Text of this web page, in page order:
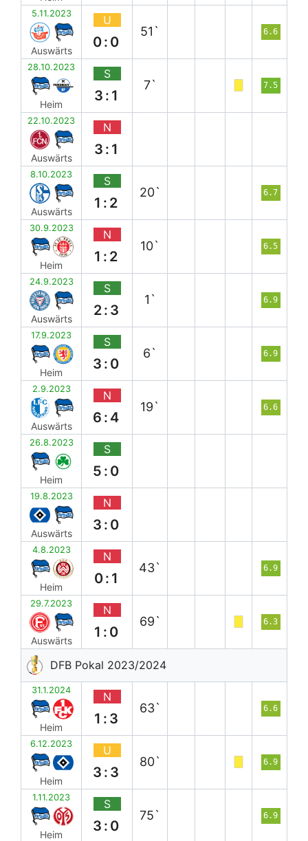
5.11.2023
Auswärts
U
0:0
51` 6.6
28.10.2023
Heim
S
3:1
7` 7.5
22.10.2023
Auswärts
N
3:1
8.10.2023
Auswärts
S
1:2
20` 6.7
30.9.2023
Heim
N
1:2
10` 6.5
24.9.2023
Auswärts
S
2:3
1` 6.9
17.9.2023
Heim
S
3:0
6` 6.9
2.9.2023
Auswärts
N
6:4
19` 6.6
26.8.2023
Heim
S
5:0
19.8.2023
Auswärts
N
3:0
4.8.2023
Heim
N
0:1
43` 6.9
29.7.2023
Auswärts
N
1:0
69` 6.3
DFB Pokal 2023/2024
31.1.2024
Heim
N
1:3
63` 6.6
6.12.2023
Heim
U
3:3
80` 6.9
1.11.2023
Heim
S
3:0
75` 6.9